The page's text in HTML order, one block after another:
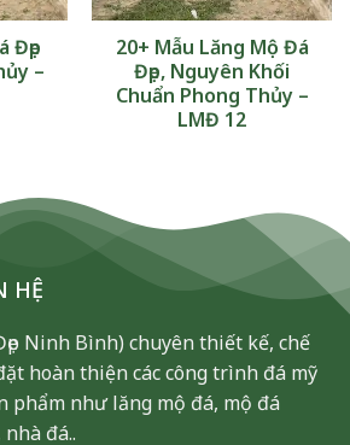
Đẹp
–
20+ Mẫu Lăng Mộ Đá
Đẹp, Nguyên Khối
Chuẩn Phong Thủy –
LMĐ 12
HỆ
Ninh Bình) chuyên thiết kế, chế
hoàn thiện các công trình đá mỹ
phẩm như lăng mộ đá, mộ đá
đá..